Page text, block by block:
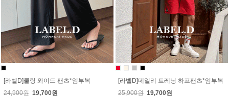
[라벨D]쿨링 와이드 팬츠*임부복
24,900원 19,700원
[라벨D]데일리 트레닝 하프팬츠*임부복
25,900원 19,700원